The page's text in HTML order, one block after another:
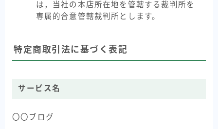
は，当社の本店所在地を管轄する裁判所を
専属的合意管轄裁判所とします。
特定商取引法に基づく表記
サービス名
〇〇ブログ